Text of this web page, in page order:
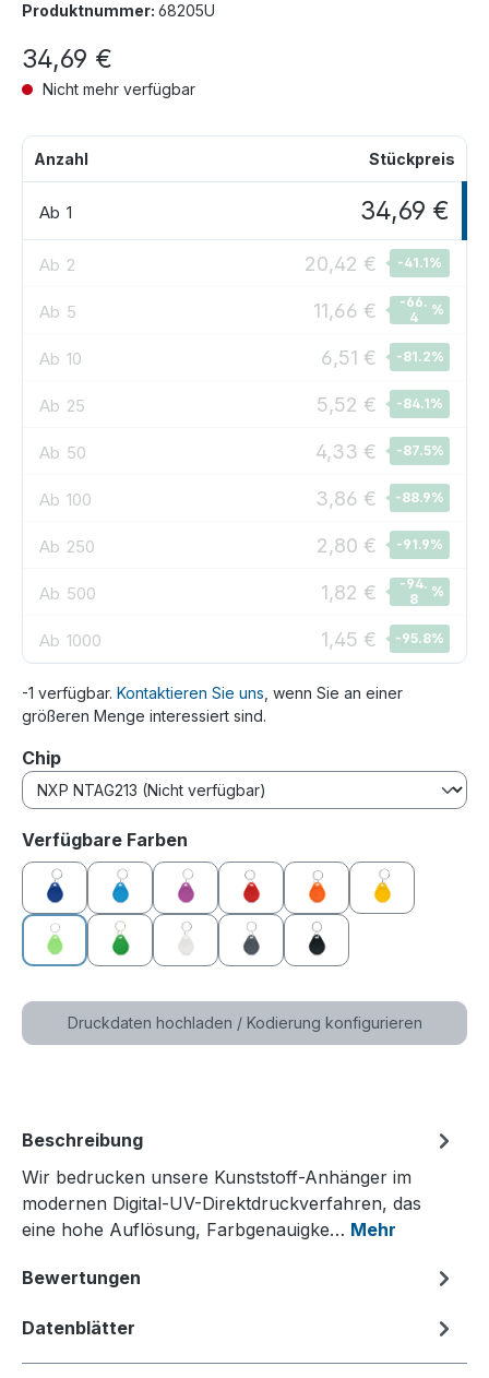
Produktnummer: 68205U
34,69 €
Nicht mehr verfügbar
Anzahl Stückpreis
Ab 1 34,69 €
Ab 2 20,42 € -41.1%
Ab 5 11,66 €
-66.
4
%
Ab 10 6,51 € -81.2%
Ab 25 5,52 € -84.1%
Ab 50 4,33 € -87.5%
Ab 100 3,86 € -88.9%
Ab 250 2,80 € -91.9%
Ab 500 1,82 €
-94.
8
%
Ab 1000 1,45 € -95.8%
-1 verfügbar. Kontaktieren Sie uns , wenn Sie an einer
größeren Menge interessiert sind.
Chipauswählen
Verfügbare Farben
blau hellblau lila rot orange gelb
grün
(Diese Option ist zurzeit nicht verfügbar.)
dunkelgrünweiß grau schwarz
Druckdaten hochladen / Kodierung konfigurieren
Beschreibung
Wir bedrucken unsere Kunststoff-Anhänger im
modernen Digital-UV-Direktdruckverfahren, das
eine hohe Auflösung, Farbgenauigke… Mehr
Bewertungen
Datenblätter